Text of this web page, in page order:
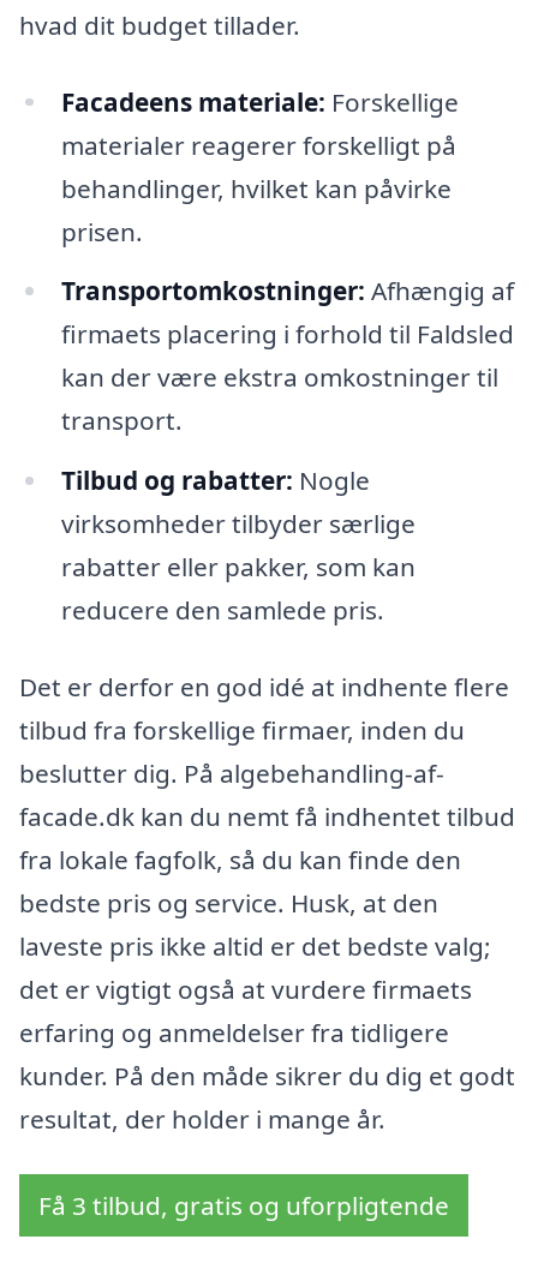
hvad dit budget tillader.
Facadeens materiale: Forskellige
materialer reagerer forskelligt på
behandlinger, hvilket kan påvirke
prisen.
Transportomkostninger: Afhængig af
firmaets placering i forhold til Faldsled
kan der være ekstra omkostninger til
transport.
Tilbud og rabatter: Nogle
virksomheder tilbyder særlige
rabatter eller pakker, som kan
reducere den samlede pris.
Det er derfor en god idé at indhente flere
tilbud fra forskellige firmaer, inden du
beslutter dig. På algebehandling-af-
facade.dk kan du nemt få indhentet tilbud
fra lokale fagfolk, så du kan finde den
bedste pris og service. Husk, at den
laveste pris ikke altid er det bedste valg;
det er vigtigt også at vurdere firmaets
erfaring og anmeldelser fra tidligere
kunder. På den måde sikrer du dig et godt
resultat, der holder i mange år.
Få 3 tilbud, gratis og uforpligtende